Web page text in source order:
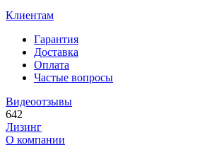
Клиентам
Гарантия
Доставка
Оплата
Частые вопросы
Видеоотзывы
642
Лизинг
О компании